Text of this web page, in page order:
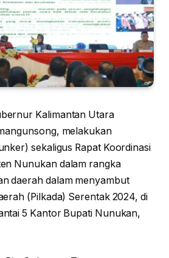
Kalimantan Utara
melakukan
sekaligus Rapat Koordinasi
Nunukan dalam rangka
daerah dalam menyambut
(Pilkada) Serentak 2024, di
5 Kantor Bupati Nunukan,